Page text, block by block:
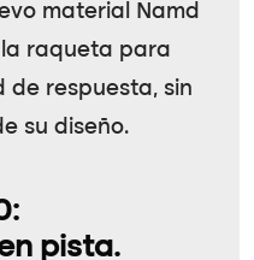
material Namd
raqueta para
respuesta, sin
su diseño.
pista.